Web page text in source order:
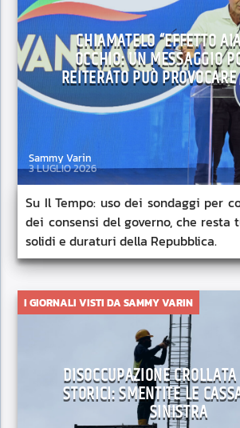
CHIAMATELO “EFFETTO
OCCHIO: UN MESSAGGIO
REITERATO PUÒ
Sammy Varin
3 LUGLIO 2026
Su Il Tempo: uso dei sondaggi per
dei consensi del governo, che
solidi e duraturi della Repubblica.
I GIORNALI VISTI DA SAMMY VARIN
DISOCCUPAZIONE
STORICI: SMENTITE LE
SINISTRA